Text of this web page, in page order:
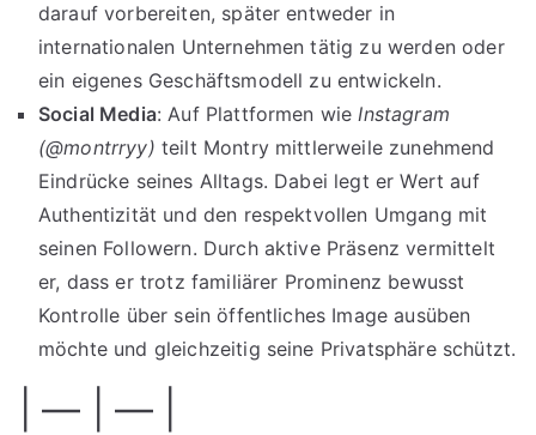
darauf vorbereiten, später entweder in
internationalen Unternehmen tätig zu werden oder
ein eigenes Geschäftsmodell zu entwickeln.
Social Media: Auf Plattformen wieInstagram
(@montrryy) teilt Montry mittlerweile zunehmend
Eindrücke seines Alltags. Dabei legt er Wert auf
Authentizität und den respektvollen Umgang mit
seinen Followern. Durch aktive Präsenz vermittelt
er, dass er trotz familiärer Prominenz bewusst
Kontrolle über sein öffentliches Image ausüben
möchte und gleichzeitig seine Privatsphäre schützt.
| — | — |